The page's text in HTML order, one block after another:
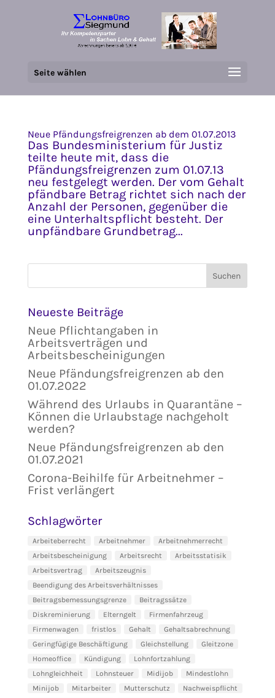
Seite wählen
Neue Pfändungsfreigrenzen ab dem 01.07.2013
Das Bundesministerium für Justiz
teilte heute mit, dass die
Pfändungsfreigrenzen zum 01.07.13
neu festgelegt werden. Der vom Gehalt
pfändbare Betrag richtet sich nach der
Anzahl der Personen, gegenüber die
eine Unterhaltspflicht besteht. Der
unpfändbare Grundbetrag...
Neueste Beiträge
Neue Pflichtangaben in
Arbeitsverträgen und
Arbeitsbescheinigungen
Neue Pfändungsfreigrenzen ab den
01.07.2022
Während des Urlaubs in Quarantäne –
Können die Urlaubstage nachgeholt
werden?
Neue Pfändungsfreigrenzen ab den
01.07.2021
Corona-Beihilfe für Arbeitnehmer –
Frist verlängert
Schlagwörter
Arbeiteberrecht Arbeitnehmer
Arbeitnehmerrecht
Arbeitsbescheinigung
Arbeitsrecht
Arbeitsstatisik
Arbeitsvertrag
Arbeitszeugnis
Beendigung des Arbeitsverhältnisses
Beitragsbemessungsgrenze
Beitragssätze
Diskreminierung
Elterngelt
Firmenfahrzeug
Firmenwagen
fristlos Gehalt
Gehaltsabrechnung
Geringfügige Beschäftigung
Gleichstellung
Gleitzone
Homeoffice
Kündigung
Lohnfortzahlung
Lohngleichheit
Lohnsteuer Midijob
Mindestlohn
Minijob
Mitarbeiter Mutterschutz
Nachweispflicht